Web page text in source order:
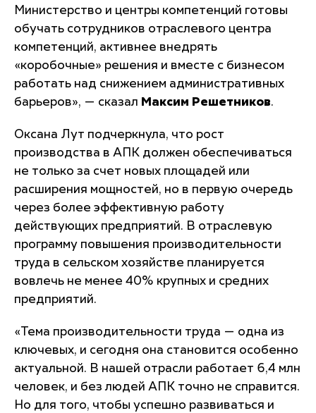
Министерство и центры компетенций готовы
обучать сотрудников отраслевого центра
компетенций, активнее внедрять
«коробочные» решения и вместе с бизнесом
работать над снижением административных
барьеров», — сказал Максим Решетников.
Оксана Лут подчеркнула, что рост
производства в АПК должен обеспечиваться
не только за счет новых площадей или
расширения мощностей, но в первую очередь
через более эффективную работу
действующих предприятий. В отраслевую
программу повышения производительности
труда в сельском хозяйстве планируется
вовлечь не менее 40% крупных и средних
предприятий.
« Тема производительности труда — одна из
ключевых, и сегодня она становится особенно
актуальной. В нашей отрасли работает 6,4 млн
человек, и без людей АПК точно не справится.
Но для того, чтобы успешно развиваться и